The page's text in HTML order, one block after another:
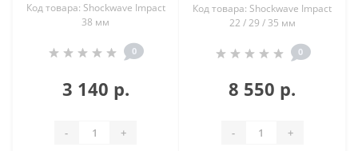
Код товара: Shockwave Impact
38 мм
0
3 140 р.
- +
Код товара: Shockwave Impact
22 / 29 / 35 мм
0
8 550 р.
- +